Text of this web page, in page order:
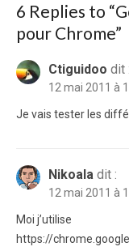
6 Replies to “
pour Chrome”
Ctiguidoo dit :
12 mai 2011 à
Je vais tester les
Nikoala dit :
12 mai 2011 à
Moi j’utilise
https://